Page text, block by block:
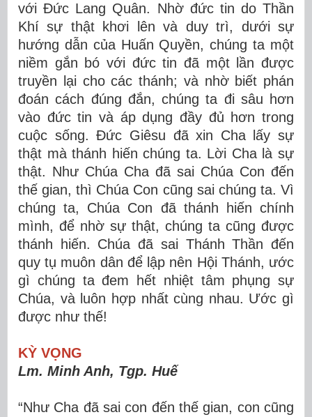
với Đức Lang Quân. Nhờ đức tin do Thần
Khí sự thật khơi lên và duy trì, dưới sự
hướng dẫn của Huấn Quyền, chúng ta một
niềm gắn bó với đức tin đã một lần được
truyền lại cho các thánh; và nhờ biết phán
đoán cách đúng đắn, chúng ta đi sâu hơn
vào đức tin và áp dụng đầy đủ hơn trong
cuộc sống. Đức Giêsu đã xin Cha lấy sự
thật mà thánh hiến chúng ta. Lời Cha là sự
thật. Như Chúa Cha đã sai Chúa Con đến
thế gian, thì Chúa Con cũng sai chúng ta. Vì
chúng ta, Chúa Con đã thánh hiến chính
mình, để nhờ sự thật, chúng ta cũng được
thánh hiến. Chúa đã sai Thánh Thần đến
quy tụ muôn dân để lập nên Hội Thánh, ước
gì chúng ta đem hết nhiệt tâm phụng sự
Chúa, và luôn hợp nhất cùng nhau. Ước gì
được như thế!
KỲ VỌNG
Lm. Minh Anh, Tgp. Huế
“Như Cha đã sai con đến thế gian, con cũng